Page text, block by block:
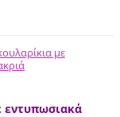
με
εντυπωσιακά